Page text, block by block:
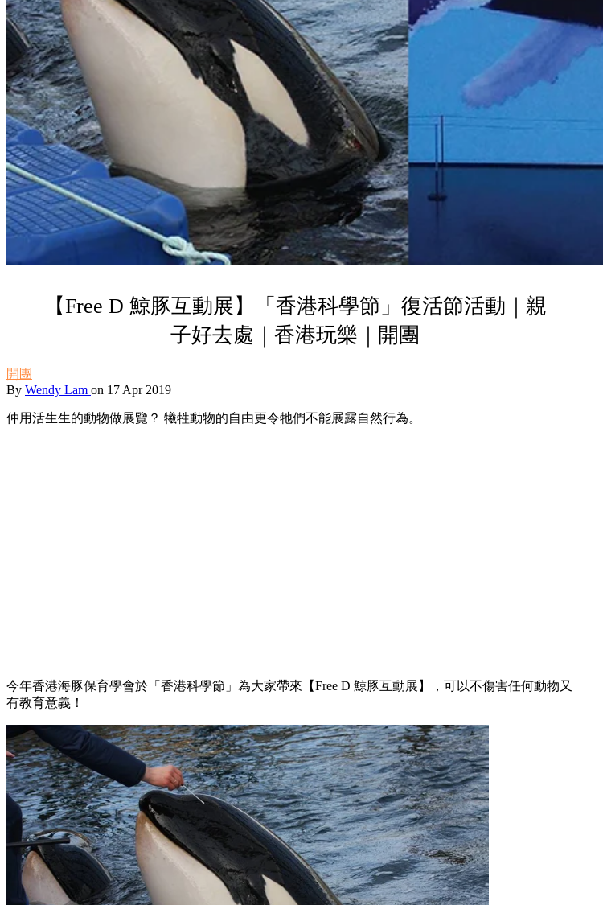
【Free D 鯨豚互動展】「香港科學節」復活節活動｜親
子好去處｜香港玩樂｜開團
開團
By Wendy Lam on 17 Apr 2019
仲用活生生的動物做展覽？ 犧牲動物的自由更令牠們不能展露自然行為。
今年香港海豚保育學會於「香港科學節」為大家帶來【Free D 鯨豚互動展】，可以不傷害任何動物又
有教育意義！